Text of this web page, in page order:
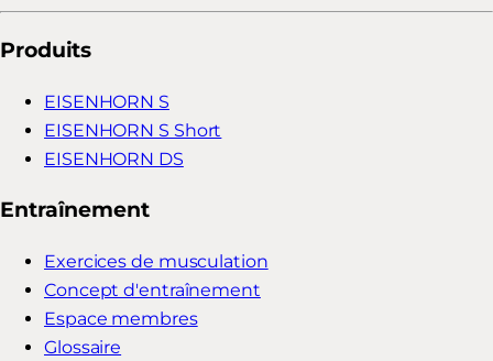
Produits
EISENHORN S
EISENHORN S Short
EISENHORN DS
Entraînement
Exercices de musculation
Concept d'entraînement
Espace membres
Glossaire